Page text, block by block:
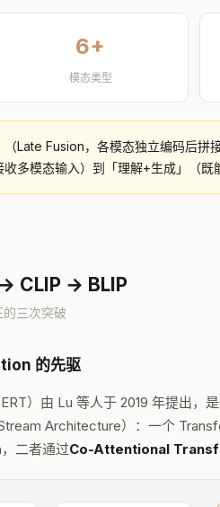
6+
模态类型
（Late Fusion，各模态独立编码后
多模态输入）到「理解+生成」（既
CLIP → BLIP
三次突破
的先驱
）由 Lu 等人于 2019 年提出
Architecture）：一个
二者通过Co-Attentional